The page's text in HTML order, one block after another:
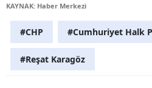
KAYNAK: Haber Merkezi
#CHP #Cumhuriyet Halk
#Reşat Karagöz